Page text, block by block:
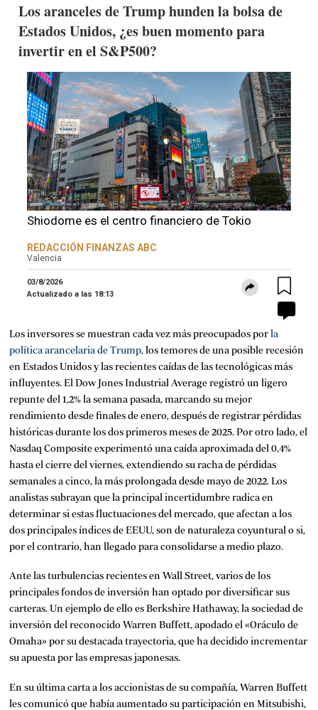
Los aranceles de Trump hunden la bolsa de
Estados Unidos, ¿es buen momento para
invertir en el S&P500?
Shiodome es el centro financiero de Tokio
REDACCIÓN FINANZAS ABC
Valencia
03/8/2026
Actualizado a las 18:13
Los inversores se muestran cada vez más preocupados porla
política arancelaria de Trump, los temores de una posible recesión
en Estados Unidos y las recientes caídas de las tecnológicas más
influyentes. El Dow Jones Industrial Average registró un ligero
repunte del 1,2% la semana pasada, marcando su mejor
rendimiento desde finales de enero, después de registrar pérdidas
históricas durante los dos primeros meses de 2025. Por otro lado, el
Nasdaq Composite experimentó una caída aproximada del 0,4%
hasta el cierre del viernes, extendiendo su racha de pérdidas
semanales a cinco, la más prolongada desde mayo de 2022. Los
analistas subrayan que la principal incertidumbre radica en
determinar si estas fluctuaciones del mercado, que afectan a los
dos principales índices de EEUU, son de naturaleza coyuntural o si,
por el contrario, han llegado para consolidarse a medio plazo.
Ante las turbulencias recientes en Wall Street, varios de los
principales fondos de inversión han optado por diversificar sus
carteras. Un ejemplo de ello es Berkshire Hathaway, la sociedad de
inversión del reconocido Warren Buffett, apodado el «Oráculo de
Omaha» por su destacada trayectoria, que ha decidido incrementar
su apuesta por las empresas japonesas.
En su última carta a los accionistas de su compañía, Warren Buffett
les comunicó que había aumentado su participación en Mitsubishi,